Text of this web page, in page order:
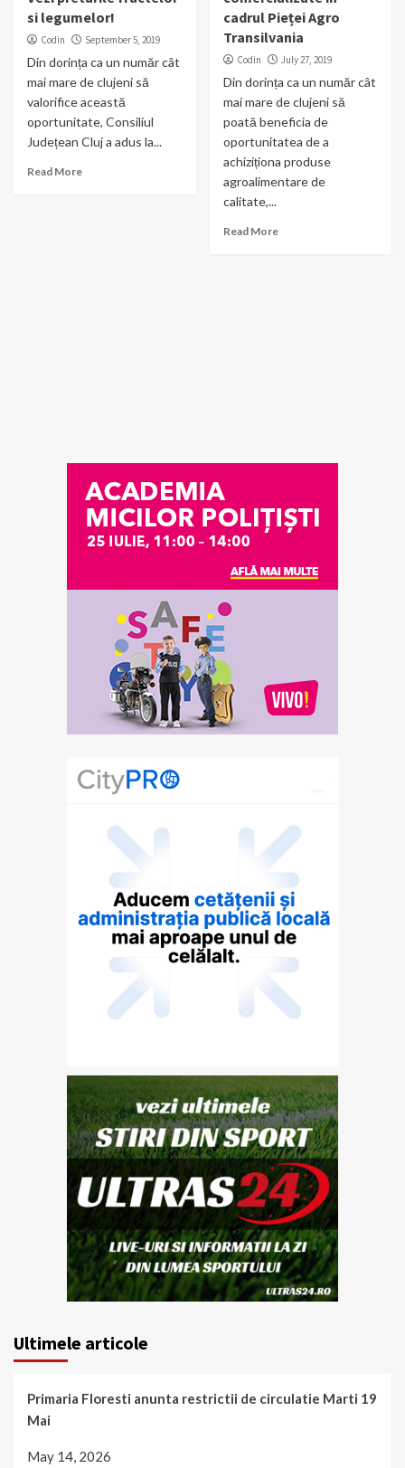
si legumelor!
Codin September 5, 2019
Din dorința ca un număr cât
mai mare de clujeni să
valorifice această
oportunitate, Consiliul
Județean Cluj a adus la...
Read More
cadrul Pieței Agro
Transilvania
Codin July 27, 2019
Din dorința ca un număr cât
mai mare de clujeni să
poată beneficia de
oportunitatea de a
achiziționa produse
agroalimentare de
calitate,...
Read More
Ultimele articole
Primaria Floresti anunta restrictii de circulatie Marti 19
Mai
May 14, 2026